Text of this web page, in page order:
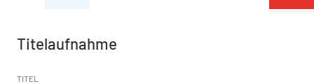
Titelaufnahme
TITEL